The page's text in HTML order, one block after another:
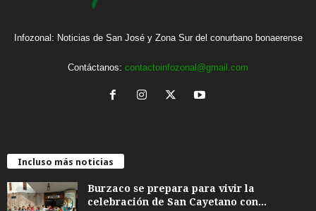
Infozonal: Noticias de San José y Zona Sur del conurbano bonaerense
Contáctanos: contactoinfozonal@gmail.com
Incluso más noticias
Burzaco se prepara para vivir la
celebración de San Cayetano con...